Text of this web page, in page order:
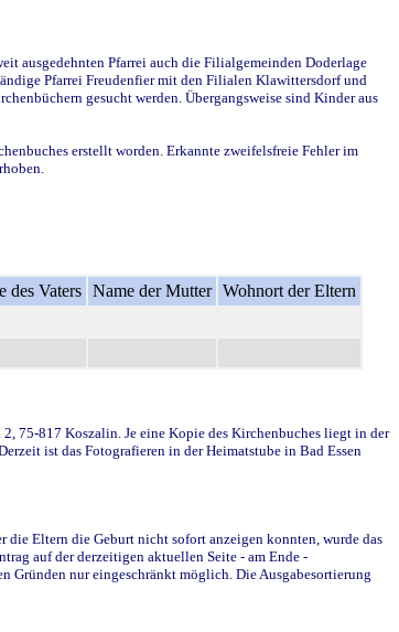
ausgedehnten Pfarrei auch die Filialgemeinden Doderlage
Pfarrei Freudenfier mit den Filialen Klawittersdorf und
gesucht werden. Übergangsweise sind Kinder aus
erstellt worden. Erkannte zweifelsfreie Fehler im
des Vaters Name der Mutter Wohnort der Eltern
75-817 Koszalin. Je eine Kopie des Kirchenbuches liegt in der
ist das Fotografieren in der Heimatstube in Bad Essen
die Eltern die Geburt nicht sofort anzeigen konnten, wurde das
auf der derzeitigen aktuellen Seite - am Ende -
Gründen nur eingeschränkt möglich. Die Ausgabesortierung